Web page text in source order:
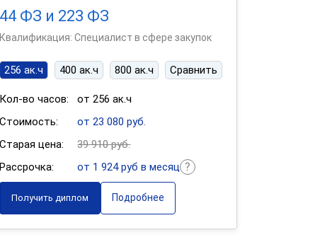
44 ФЗ и 223 ФЗ
Квалификация: Специалист в сфере закупок
256 ак.ч 400 ак.ч 800 ак.ч Сравнить
Кол-во часов:
от 256 ак.ч
Стоимость:
от 23 080 руб.
Старая цена:
39 910 руб.
Рассрочка:
от 1 924 руб в месяц
Получить диплом Подробнее